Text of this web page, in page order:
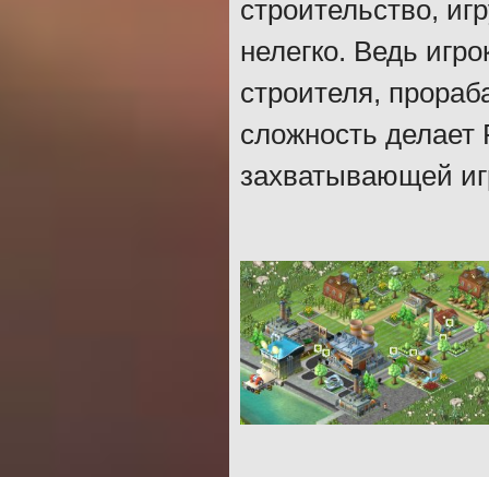
строительство,
нелегко. Ведь
строителя,
сложность делает
захватывающей